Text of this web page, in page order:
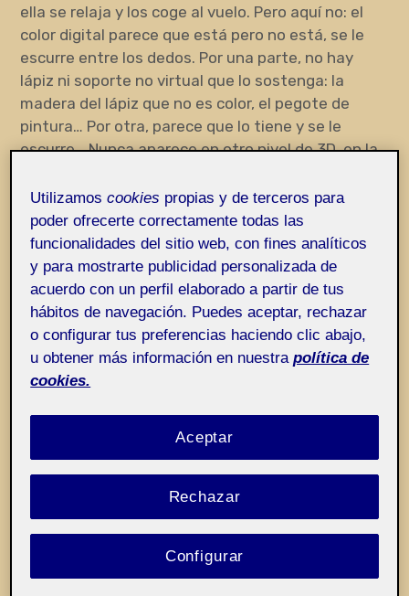
ella se relaja y los coge al vuelo. Pero aquí no: el
color digital parece que está pero no está, se le
escurre entre los dedos. Por una parte, no hay
lápiz ni soporte no virtual que lo sostenga: la
madera del lápiz que no es color, el pegote de
pintura… Por otra, parece que lo tiene y se le
escurre… Nunca aparece en otro nivel de 3D, en la
aparece junto con otros… ¡Le resulta tan difícil de
manejar como si fuera su propia vida! No es
tontería. Eso mismo les pasa a muchas otras
personas. El color virtual es como las fresas
virtuales: están ahí, parece que te las vas a comer
pero se escapan, se escapan y no se te entregan,
no te dan su olor ni sus aquenios. El color virtual es
totalmente líquido y se le esfuma a la artista.
Úrsula Bischofberger fue siempre muy buena
plano alrededor condicionando) le fastidia
Punto primero: JUGAR. Jugar
con el color, dieciséis dígitos
que se convierten en dieciséis
Utilizamoscookies propias y de terceros para
poder ofrecerte correctamente todas las
funcionalidades del sitio web, con fines analíticos
y para mostrarte publicidad personalizada de
acuerdo con un perfil elaborado a partir de tus
hábitos de navegación. Puedes aceptar, rechazar
o configurar tus preferencias haciendo clic abajo,
u obtener más información en nuestra política de
cookies.
Rechazar
Aceptar
Configurar